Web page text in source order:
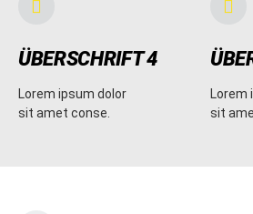
ÜBERSCHRIFT 4
Lorem ipsum dolor
sit amet conse.
Lorem
sit